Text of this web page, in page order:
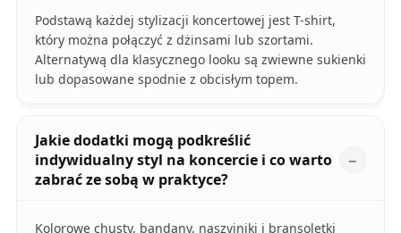
Podstawą każdej stylizacji koncertowej jest T-shirt,
który można połączyć z dżinsami lub szortami.
Alternatywą dla klasycznego looku są zwiewne sukienki
lub dopasowane spodnie z obcisłym topem.
Jakie dodatki mogą podkreślić
indywidualny styl na koncercie i co warto
zabrać ze sobą w praktyce?
Kolorowe chusty, bandany, naszyjniki i bransoletki